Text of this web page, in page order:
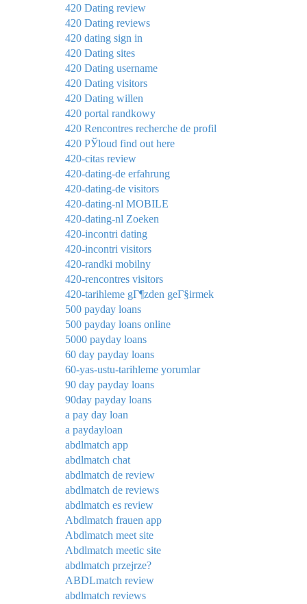
420 Dating review
420 Dating reviews
420 dating sign in
420 Dating sites
420 Dating username
420 Dating visitors
420 Dating willen
420 portal randkowy
420 Rencontres recherche de profil
420 РЎloud find out here
420-citas review
420-dating-de erfahrung
420-dating-de visitors
420-dating-nl MOBILE
420-dating-nl Zoeken
420-incontri dating
420-incontri visitors
420-randki mobilny
420-rencontres visitors
420-tarihleme gГ¶zden geГ§irmek
500 payday loans
500 payday loans online
5000 payday loans
60 day payday loans
60-yas-ustu-tarihleme yorumlar
90 day payday loans
90day payday loans
a pay day loan
a paydayloan
abdlmatch app
abdlmatch chat
abdlmatch de review
abdlmatch de reviews
abdlmatch es review
Abdlmatch frauen app
Abdlmatch meet site
Abdlmatch meetic site
abdlmatch przejrze?
ABDLmatch review
abdlmatch reviews